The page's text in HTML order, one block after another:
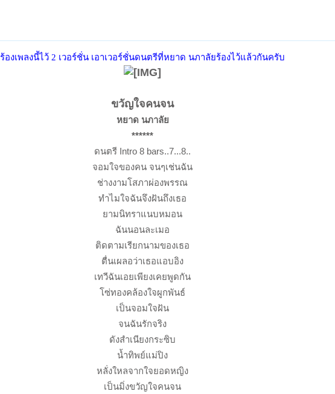
ร้องเพลงนี้ไว้ 2 เวอร์ชั่น เอาเวอร์ชั่นดนตรีที่หยาด นภาลัยร้องไว้แล้วกันครับ
ขวัญใจคนจน
หยาด นภาลัย
******
ดนตรี Intro 8 bars..7...8..
จอมใจของคน จนๆเช่นฉัน
ช่างงามโสภาผ่องพรรณ
ทำไมใจฉันจึงฝันถึงเธอ
ยามนิทราแนบหมอน
ฉันนอนละเมอ
ติดตามเรียกนามของเธอ
ตื่นเผลอว่าเธอแอบอิง
เทวีฉันเอยเพียงเคยพูดกัน
โซ่ทองคล้องใจผูกพันธ์
เป็นจอมใจฝัน
จนฉันรักจริง
ดังสำเนียงกระซิบ
น้ำทิพย์แม่ปิง
หลั่งใหลจากใจยอดหญิง
เป็นมิ่งขวัญใจคนจน